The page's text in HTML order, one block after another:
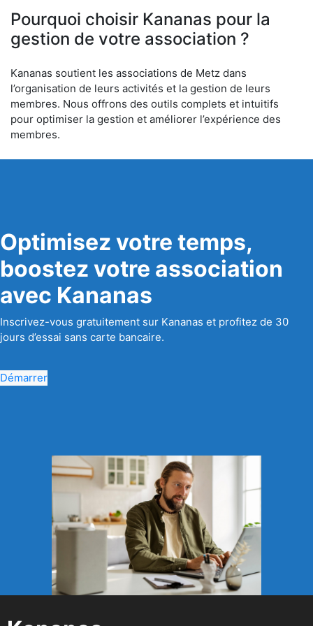
Pourquoi choisir Kananas pour la
gestion de votre association ?
Kananas soutient les associations de Metz dans
l’organisation de leurs activités et la gestion de leurs
membres. Nous offrons des outils complets et intuitifs
pour optimiser la gestion et améliorer l’expérience des
membres.
Optimisez votre temps,
boostez votre association
avec Kananas
Inscrivez-vous gratuitement sur Kananas et profitez de 30
jours d’essai sans carte bancaire.
Démarrer